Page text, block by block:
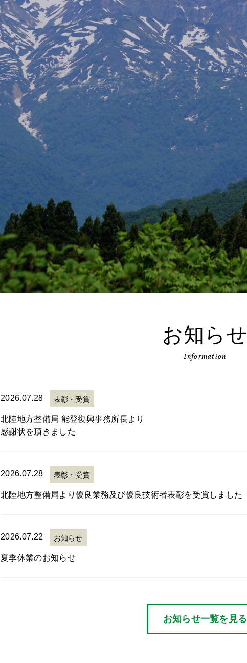
お知らせ
Information
2026.07.28 表彰・受賞
北陸地方整備局 能登復興事務所長より
感謝状を頂きました
2026.07.28 表彰・受賞
北陸地方整備局より優良業務及び優良技術者表彰を受賞しました
2026.07.22 お知らせ
夏季休業のお知らせ
お知らせ一覧を見る